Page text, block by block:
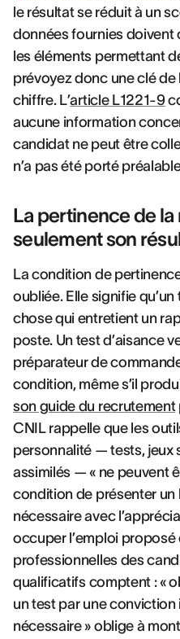
le résultat se réduit à un
données fournies doivent
les éléments permettant
prévoyez donc une clé
chiffre. L’article L1221-9
aucune information
candidat ne peut être
n’a pas été porté
La pertinence de
seulement son
La condition de
oubliée. Elle signifie
chose qui entretient un
poste. Un test d’aisance
préparateur de
condition, même s’il
son guide du recrutement
CNIL rappelle que les
personnalité — tests, jeux
assimilés — « ne peuvent
condition de présenter
nécessaire avec
occuper l’emploi
professionnelles des
qualificatifs comptent : «
un test par une conviction
nécessaire » oblige à